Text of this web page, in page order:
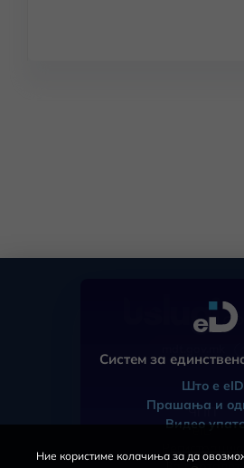
ЧПП
eID
Систем за
Што е
Прашања и
Видео
Ние користиме колачиња за да